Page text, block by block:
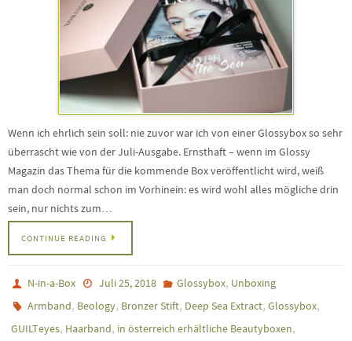
Wenn ich ehrlich sein soll: nie zuvor war ich von einer Glossybox so sehr
überrascht wie von der Juli-Ausgabe. Ernsthaft – wenn im Glossy
Magazin das Thema für die kommende Box veröffentlicht wird, weiß
man doch normal schon im Vorhinein: es wird wohl alles mögliche drin
sein, nur nichts zum…
CONTINUE READING
N-in-a-Box Juli 25, 2018 Glossybox, Unboxing
Armband, Beology, Bronzer Stift, Deep Sea Extract,Glossybox,
GUILTeyes, Haarband, in österreich erhältliche Beautyboxen,